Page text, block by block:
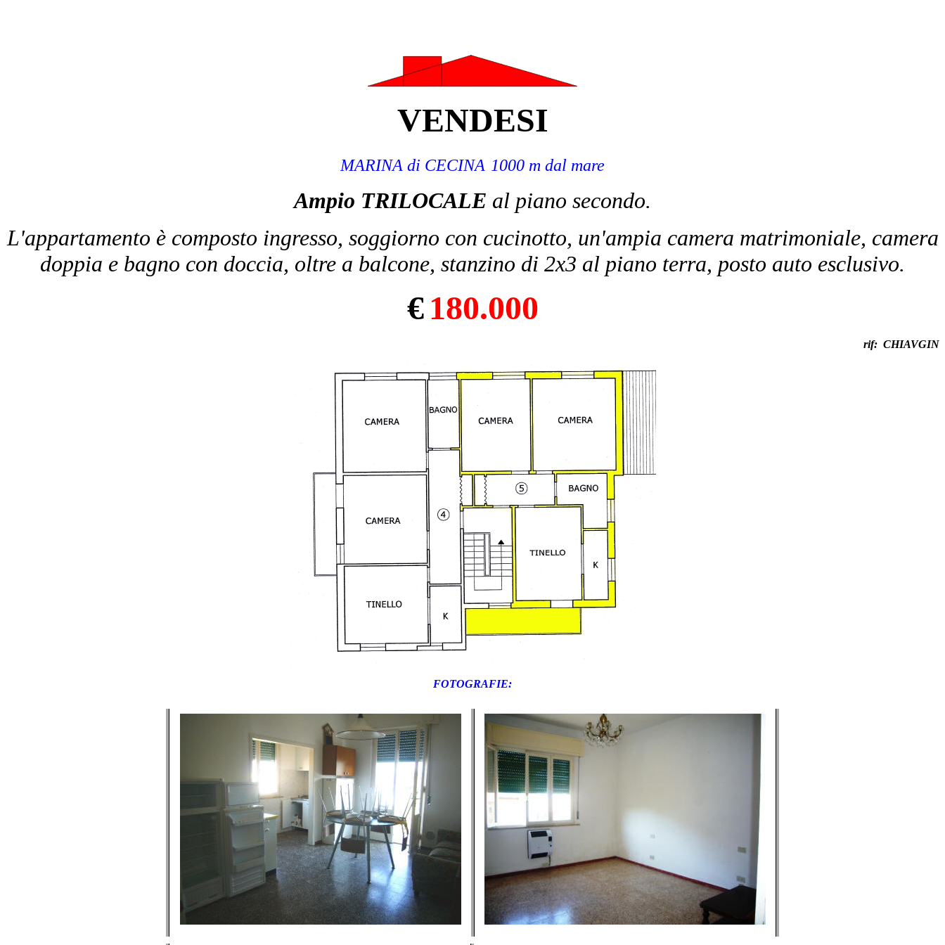
VENDESI
MARINA di CECINA 1000 m dal mare
Ampio TRILOCALE al piano secondo.
L'appartamento è composto ingresso, soggiorno con cucinotto, un'ampia camera matrimoniale, camera
doppia e bagno con doccia, oltre a balcone, stanzino di 2x3 al piano terra, posto auto esclusivo.
€180.000
rif: CHIAVGIN
FOTOGRAFIE: